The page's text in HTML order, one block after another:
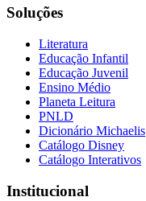
Soluções
Literatura
Educação Infantil
Educação Juvenil
Ensino Médio
Planeta Leitura
PNLD
Dicionário Michaelis
Catálogo Disney
Catálogo Interativos
Institucional